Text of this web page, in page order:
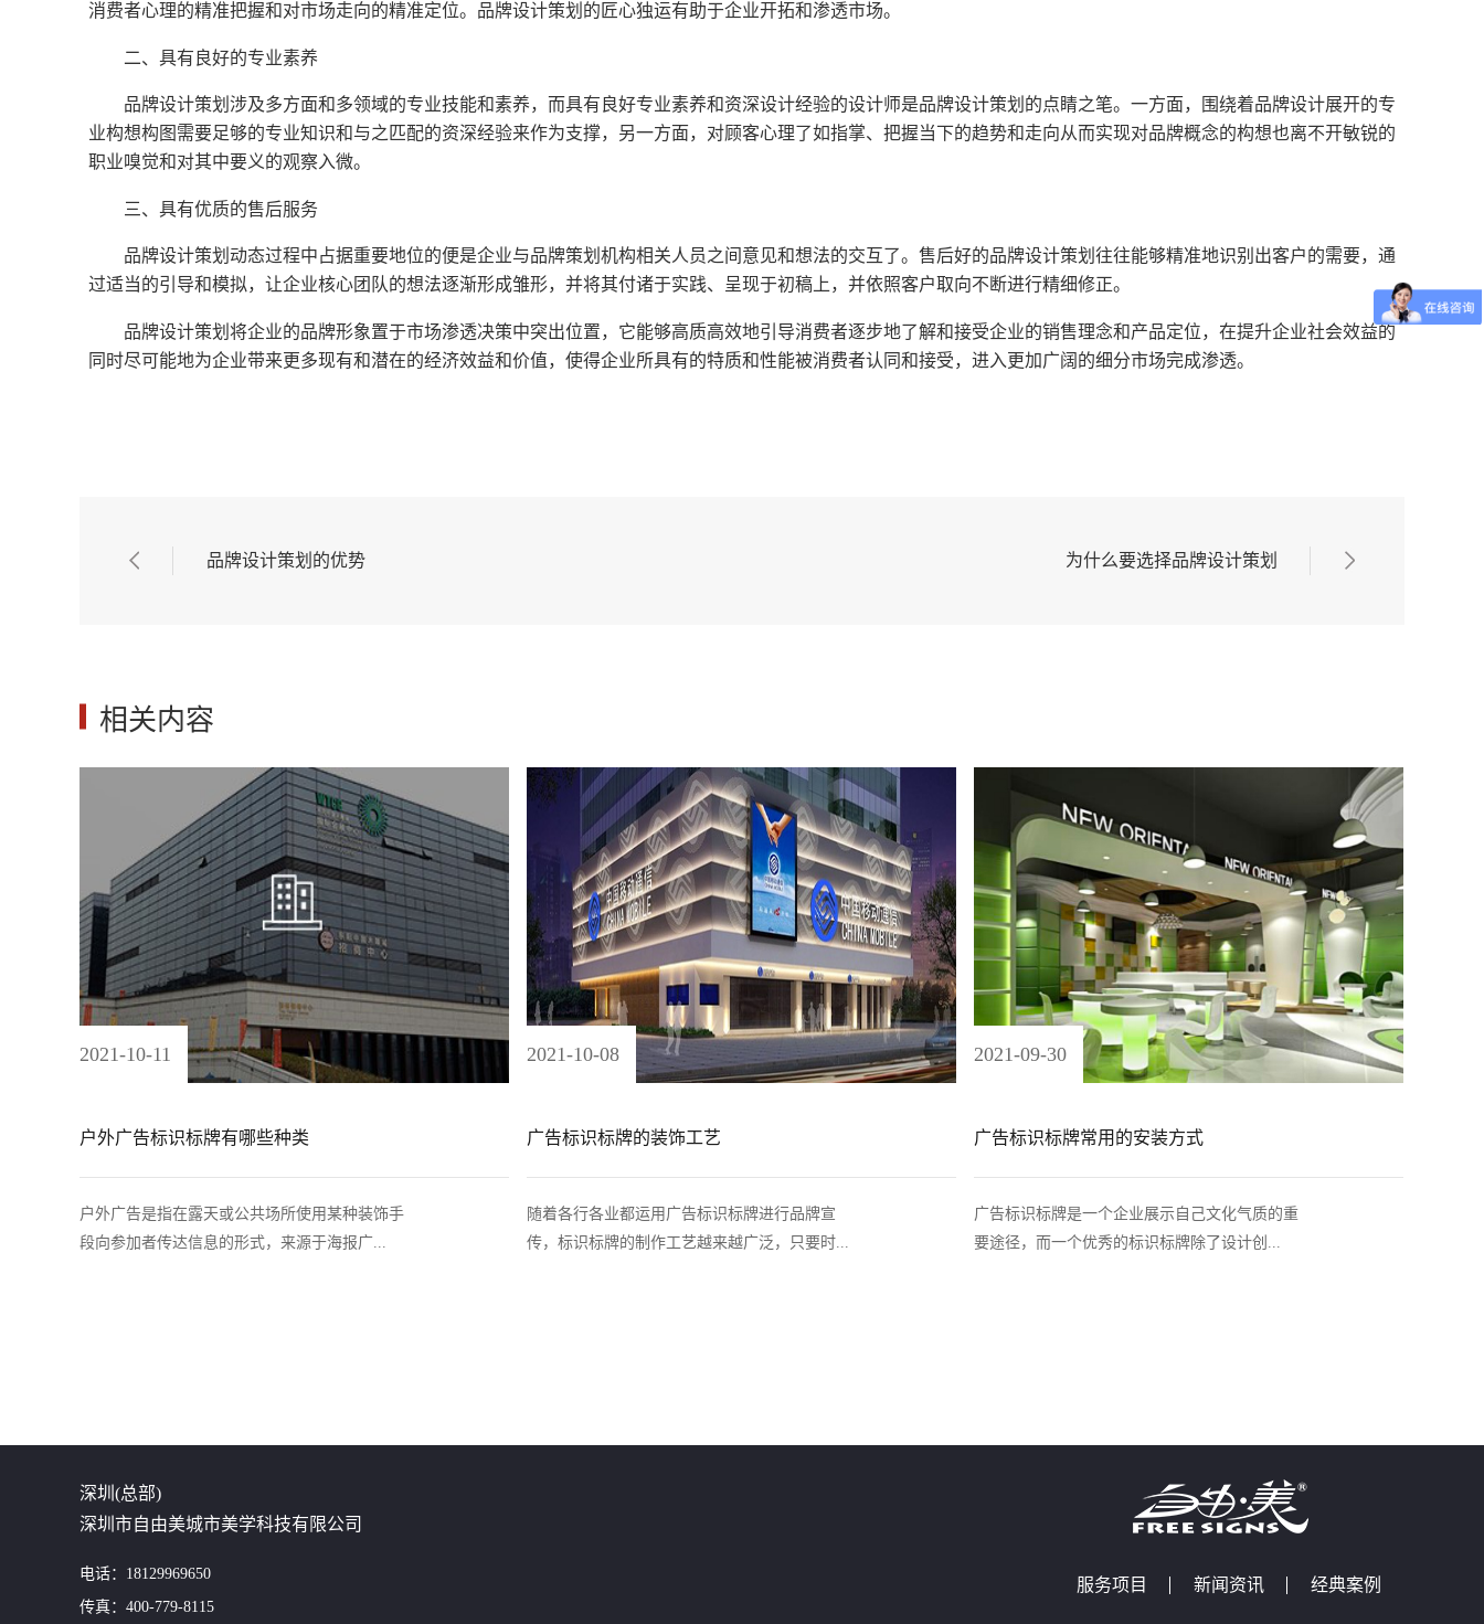
消费者心理的精准把握和对市场走向的精准定位。品牌设计策划的匠心独运有助于企业开拓和渗透市场。
二、具有良好的专业素养
品牌设计策划涉及多方面和多领域的专业技能和素养，而具有良好专业素养和资深设计经验的设计师是品牌设计策划的点睛之笔。一方面，围绕着品牌设计展开的专
业构想构图需要足够的专业知识和与之匹配的资深经验来作为支撑，另一方面，对顾客心理了如指掌、把握当下的趋势和走向从而实现对品牌概念的构想也离不开敏锐的
职业嗅觉和对其中要义的观察入微。
三、具有优质的售后服务
品牌设计策划动态过程中占据重要地位的便是企业与品牌策划机构相关人员之间意见和想法的交互了。售后好的品牌设计策划往往能够精准地识别出客户的需要，通
过适当的引导和模拟，让企业核心团队的想法逐渐形成雏形，并将其付诸于实践、呈现于初稿上，并依照客户取向不断进行精细修正。
品牌设计策划将企业的品牌形象置于市场渗透决策中突出位置，它能够高质高效地引导消费者逐步地了解和接受企业的销售理念和产品定位，在提升企业社会效益的
同时尽可能地为企业带来更多现有和潜在的经济效益和价值，使得企业所具有的特质和性能被消费者认同和接受，进入更加广阔的细分市场完成渗透。
品牌设计策划的优势 为什么要选择品牌设计策划
相关内容
户外广告标识标牌有哪些种类
2021-10-11
户外广告是指在露天或公共场所使用某种装饰手
段向参加者传达信息的形式，来源于海报广...
广告标识标牌的装饰工艺
2021-10-08
随着各行各业都运用广告标识标牌进行品牌宣
传，标识标牌的制作工艺越来越广泛，只要时...
广告标识标牌常用的安装方式
2021-09-30
广告标识标牌是一个企业展示自己文化气质的重
要途径，而一个优秀的标识标牌除了设计创...
深圳(总部)
深圳市自由美城市美学科技有限公司
电话：18129969650
传真：400-779-8115
服务项目 新闻资讯 经典案例